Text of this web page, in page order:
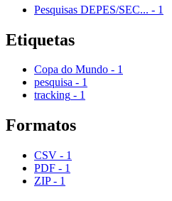
Pesquisas DEPES/SEC... - 1
Etiquetas
Copa do Mundo - 1
pesquisa - 1
tracking - 1
Formatos
CSV - 1
PDF - 1
ZIP - 1